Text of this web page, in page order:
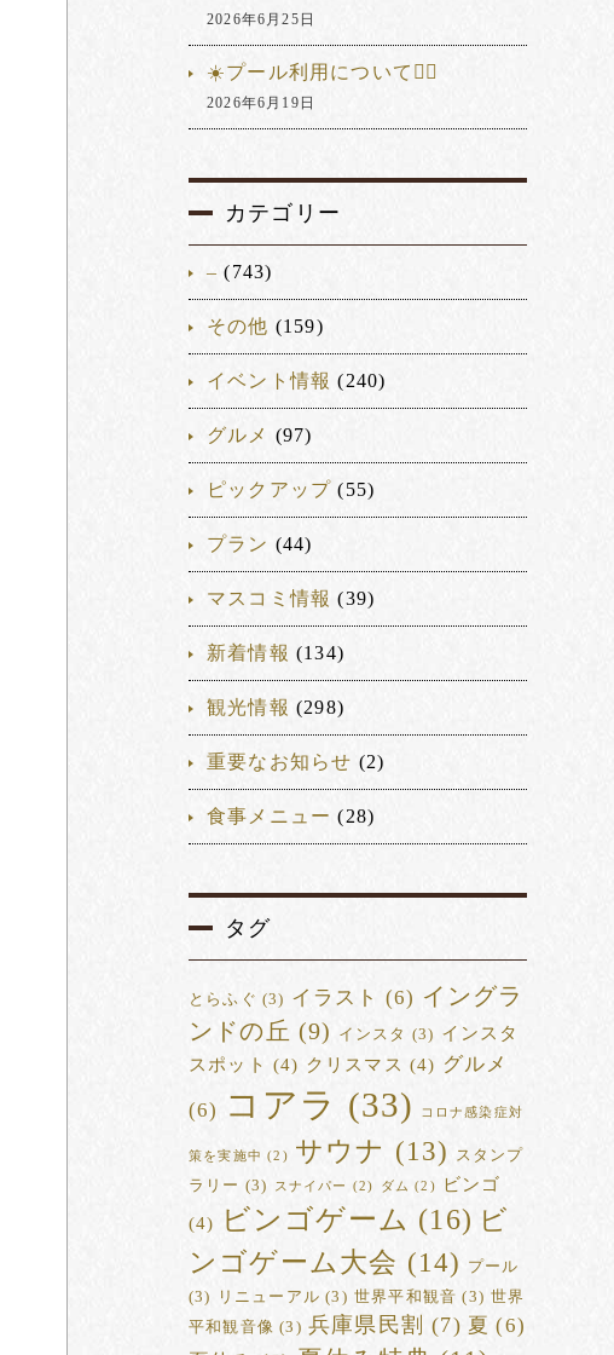
2026年6月25日
☀️プール利用について🏊‍♂️
2026年6月19日
カテゴリー
– (743)
その他 (159)
イベント情報 (240)
グルメ (97)
ピックアップ (55)
プラン (44)
マスコミ情報 (39)
新着情報 (134)
観光情報 (298)
重要なお知らせ (2)
食事メニュー (28)
タグ
とらふぐ (3) イラスト (6) イングラ
ンドの丘 (9) インスタ (3) インスタ
スポット (4) クリスマス (4) グルメ
(6)
コアラ (33) コロナ感染症対
策を実施中 (2) サウナ (13)
スタンプ
ラリー (3) スナイパー (2) ダム (2)
ビンゴ
(4)
ビンゴゲーム (16) ビ
ンゴゲーム大会 (14)
プール
(3)
リニューアル (3) 世界平和観音 (3) 世界
平和観音像 (3) 兵庫県民割 (7) 夏 (6)